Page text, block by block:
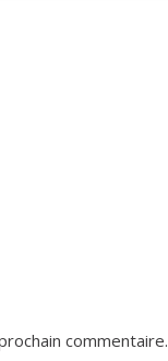
commentaire.